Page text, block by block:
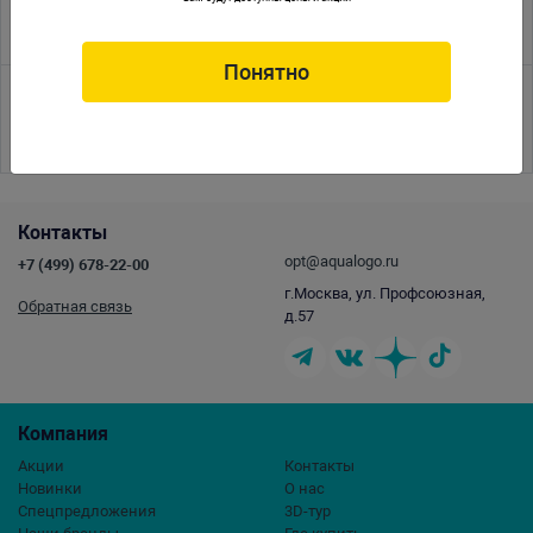
< 1 2 3 4 5 6 7 8 9
Компания
Акции
Новинки
Спецпредложения
Контакты
О нас
3D-тур
Контакты
+7 (499) 678-22-00
Обратная связь
opt@aqualogo.ru
г.Москва, ул. Профсоюзная,
д.57
Понятно